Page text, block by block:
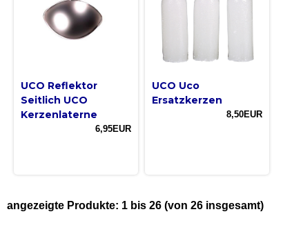
UCO Reflektor
Seitlich UCO
Kerzenlaterne
6,95EUR
UCO Uco
Ersatzkerzen
8,50EUR
angezeigte Produkte: 1 bis 26 (von 26 insgesamt)